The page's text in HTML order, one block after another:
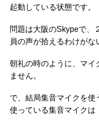
起動している状態です。
問題は大阪のSkypeで、
員の声が拾えるわけがな
朝礼の時のように、マイ
ません。
で、結局集音マイクを使
使っている集音マイクは